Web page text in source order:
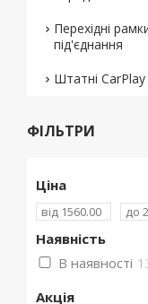
Перехідні
під'єднання
Штатні
ФІЛЬТРИ
Ціна
Наявність
В наявності
Акція